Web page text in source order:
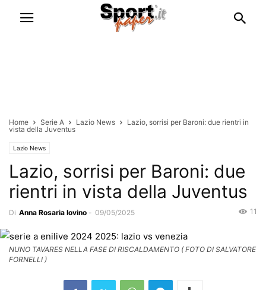
Home Serie A Lazio News
Lazio, sorrisi per Baroni: due rientri in
vista della Juventus
Lazio News
Lazio, sorrisi per Baroni: due
rientri in vista della Juventus
Di Anna Rosaria Iovino - 09/05/2025 11
NUNO TAVARES NELLA FASE DI RISCALDAMENTO ( FOTO DI SALVATORE
FORNELLI )